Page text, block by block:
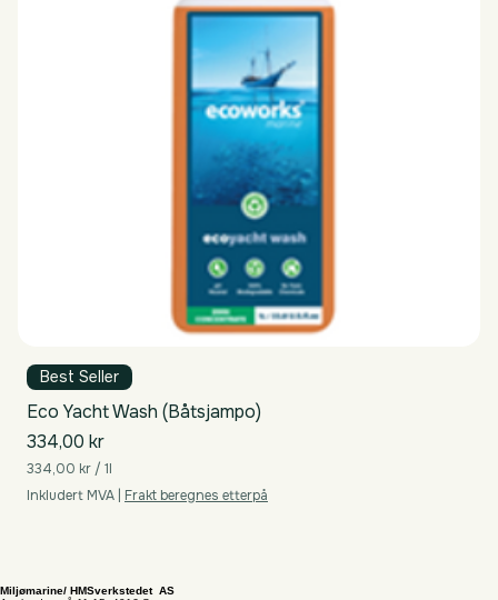
Best Seller
Eco Yacht Wash (Båtsjampo)
Pris
334,00 kr
334,00 kr / 1l
3
3Inkludert MVA | Frakt beregnes etterpå
Miljømarine/ HMSverkstedet AS